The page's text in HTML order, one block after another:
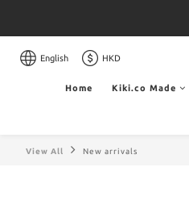
English HKD
Home Kiki.co Made
View All New arrivals